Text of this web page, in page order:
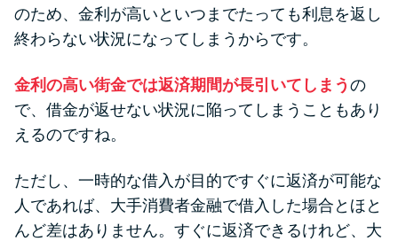
のため、金利が高いといつまでたっても利息を返し
終わらない状況になってしまうからです。
金利の高い街金では返済期間が長引いてしまう の
で、借金が返せない状況に陥ってしまうこともあり
えるのですね。
ただし、一時的な借入が目的ですぐに返済が可能な
人であれば、大手消費者金融で借入した場合とほと
んど差はありません。すぐに返済できるけれど、大